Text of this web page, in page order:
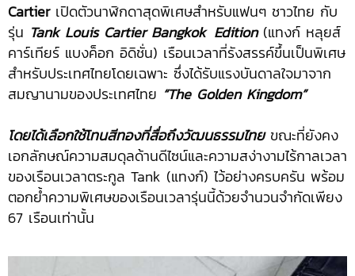
Cartierเปิดตัวนาฬิกดาสุดพิเศษสำหรับแฟนๆ ชาวไทย กับ
รุ่น Tank Louis Cartier Bangkok. Edition(แทงก์ หลุยส์
คาร์เทียร์ แบงค็อก อิดิชั่น) เรือนเวลาที่รังสรรค์ขึ้นเป็นพิเศษ
สำหรับประเทศไทยโดยเฉพาะ ซึ่งได้รับแรงบันดาลใจมาจาก
สมญานามของประเทศไทย “The Golden Kingdom”
โดยได้เลือกใช้โทนสีทองที่สื่อถึงวัฒนธรรมไทยขณะที่ยังคง
เอกลักษณ์ความสมดุลด้านดีไซน์และความสง่างามไร้กาลเวลา
ของเรือนเวลาตระกูล Tank (แทงก์) ไว้อย่างครบครัน พร้อม
ตอกย้ำความพิเศษของเรือนเวลารุ่นนี้ด้วยจำนวนจำกัดเพียง
67 เรือนเท่านั้น